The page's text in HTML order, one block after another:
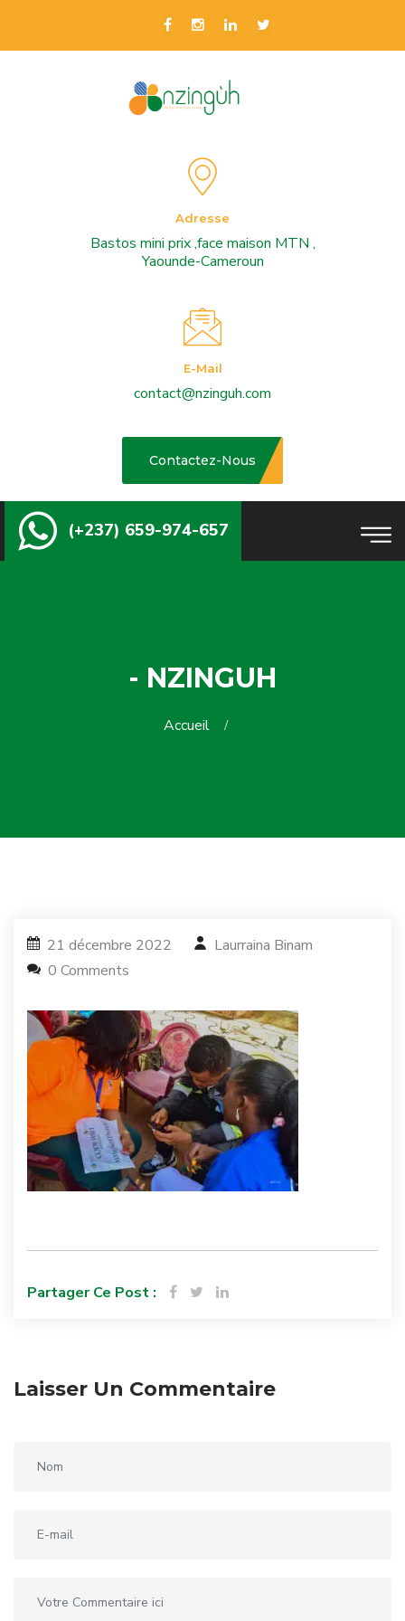
Adresse
Bastos mini prix ,face maison MTN ,
Yaounde-Cameroun
E-Mail
contact@nzinguh.com
Contactez-Nous
(+237) 659-974-657
- NZINGUH
Accueil
21 décembre 2022
Laurraina Binam
0 Comments
Partager Ce Post :
Laisser Un Commentaire